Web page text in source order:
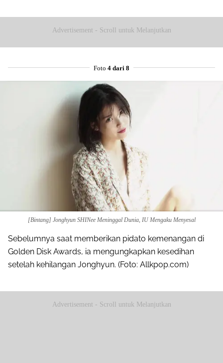
Advertisement - Scroll untuk Melanjutkan
Foto 4 dari 8
[Bintang] Jonghyun SHINee Meninggal Dunia, IU Mengaku Menyesal
Sebelumnya saat memberikan pidato kemenangan di
Golden Disk Awards, ia mengungkapkan kesedihan
setelah kehilangan Jonghyun. (Foto: Allkpop.com)
Advertisement - Scroll untuk Melanjutkan